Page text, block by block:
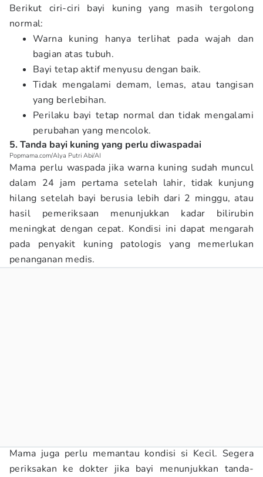
Berikut ciri-ciri bayi kuning yang masih tergolong
normal:
Warna kuning hanya terlihat pada wajah dan
bagian atas tubuh.
Bayi tetap aktif menyusu dengan baik.
Tidak mengalami demam, lemas, atau tangisan
yang berlebihan.
Perilaku bayi tetap normal dan tidak mengalami
perubahan yang mencolok.
5. Tanda bayi kuning yang perlu diwaspadai
Popmama.com/Alya Putri Abi/AI
Mama perlu waspada jika warna kuning sudah muncul
dalam 24 jam pertama setelah lahir, tidak kunjung
hilang setelah bayi berusia lebih dari 2 minggu, atau
hasil pemeriksaan menunjukkan kadar bilirubin
meningkat dengan cepat. Kondisi ini dapat mengarah
pada penyakit kuning patologis yang memerlukan
penanganan medis.
Mama juga perlu memantau kondisi si Kecil. Segera
periksakan ke dokter jika bayi menunjukkan tanda-